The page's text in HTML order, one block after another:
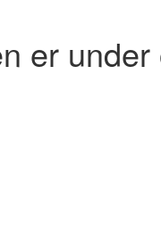
er